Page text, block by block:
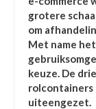
grotere
om
Met name
keuze. De
rolcontainers
uiteengezet.